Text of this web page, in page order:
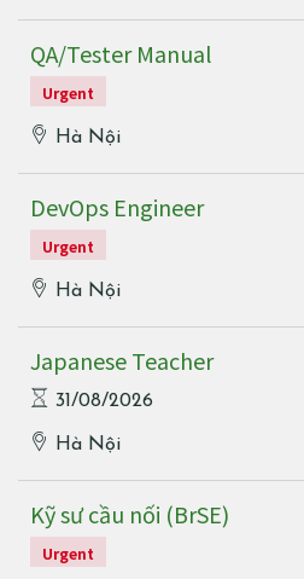
QA/Tester Manual
Urgent
Hà Nội
DevOps Engineer
Urgent
Hà Nội
Japanese Teacher
31/08/2026
Hà Nội
Kỹ sư cầu nối (BrSE)
Urgent